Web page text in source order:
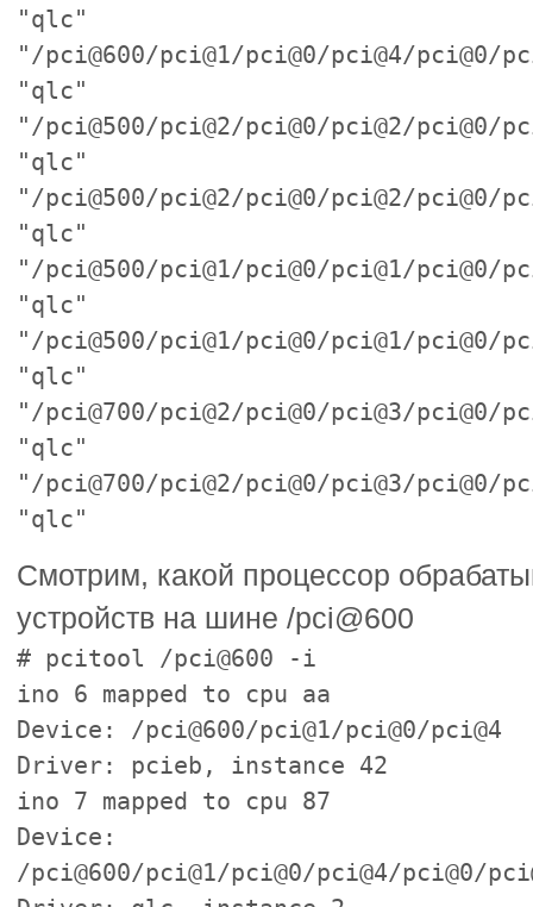
"qlc"
"/pci@600/pci@1/pci@0/pci@4/pci@0/
"qlc"
"/pci@500/pci@2/pci@0/pci@2/pci@0/
"qlc"
"/pci@500/pci@2/pci@0/pci@2/pci@0/
"qlc"
"/pci@500/pci@1/pci@0/pci@1/pci@0/
"qlc"
"/pci@500/pci@1/pci@0/pci@1/pci@0/
"qlc"
"/pci@700/pci@2/pci@0/pci@3/pci@0/
"qlc"
"/pci@700/pci@2/pci@0/pci@3/pci@0/
"qlc"
Смотрим, какой процессор
устройств на шине /pci@600
# pcitool /pci@600 -i
ino 6 mapped to cpu aa
Device: /pci@600/pci@1/pci@0/pci@4
Driver: pcieb, instance 42
ino 7 mapped to cpu 87
Device:
/pci@600/pci@1/pci@0/pci@4/pci@0/